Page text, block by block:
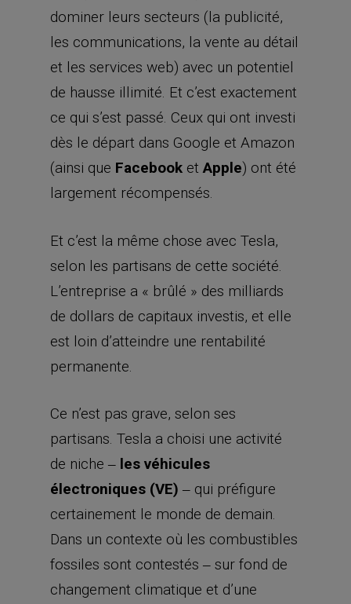
(ainsi que
et
largement récompensés.
Et c’est la même chose avec Tesla,
selon les partisans de cette société.
L’entreprise a « brûlé » des milliards
de dollars de capitaux investis, et elle
est loin d’atteindre une rentabilité
permanente.
Ce n’est pas grave, selon ses
partisans. Tesla a choisi une activité
de niche ‒les véhicules
électroniques (VE)‒ qui préfigure
certainement le monde de demain.
Dans un contexte où les combustibles
changement climatique et d’une
augmentation des émissions de C02 ‒
les VE, sont la seule solution de
Tesla offre des véhicules aux lignes
séduisantes, des batteries améliorées,